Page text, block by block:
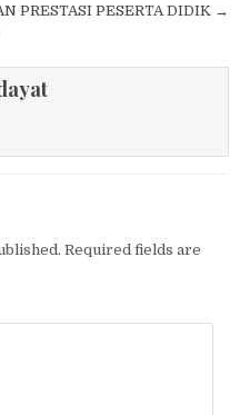
PRESTASI PESERTA DIDIK →
Required fields are